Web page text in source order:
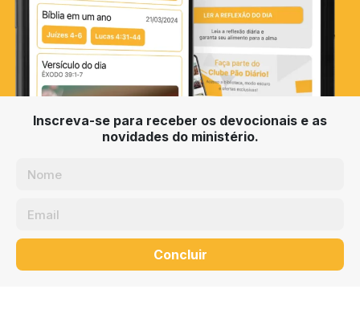
Inscreva-se para receber os devocionais e as
novidades do ministério.
Concluir